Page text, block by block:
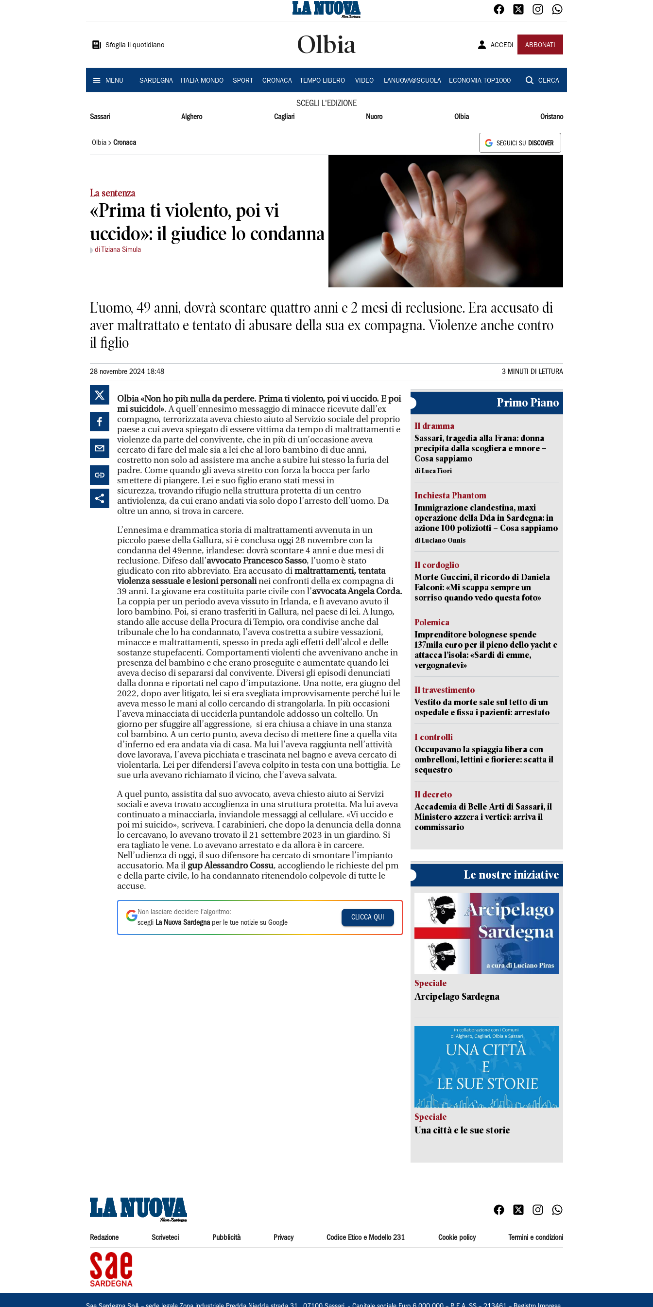
Sardegna
Sfoglia il quotidiano Olbia ACCEDI ABBONATI
MENU SARDEGNA ITALIA MONDO SPORT CRONACA TEMPO LIBERO VIDEO LANUOVA@SCUOLA ECONOMIA TOP1000 CERCA
SCEGLI L'EDIZIONE
Sassari Alghero Cagliari Nuoro Olbia Oristano
Olbia Cronaca SEGUICI SU DISCOVER
La sentenza
«Prima ti violento, poi vi
uccido»: il giudice lo condanna
di Tiziana Simula
L’uomo, 49 anni, dovrà scontare quattro anni e 2 mesi di reclusione. Era accusato di
aver maltrattato e tentato di abusare della sua ex compagna. Violenze anche contro
il figlio
28 novembre 2024 18:48 3 MINUTI DI LETTURA
Olbia«Non ho più nulla da perdere.Prima ti violento, poi vi uccido. E poi
mi suicido!». A quell’ennesimo messaggio di minacce ricevute dall’ex
compagno, terrorizzata aveva chiesto aiuto al Servizio sociale del proprio
paese a cui aveva spiegato di essere vittima da tempo di maltrattamenti e
violenze da parte del convivente, che in più di un’occasione aveva
cercato di fare del male sia a lei che al loro bambino di due anni,
costretto non solo ad assistere ma anche a subire lui stesso la furia del
padre. Come quando gli aveva stretto con forza la bocca per farlo
smettere di piangere. Lei e suo figlio erano stati messi in
sicurezza, trovando rifugio nella struttura protetta di un centro
antiviolenza, da cui erano andati via solo dopo l’arresto dell’uomo. Da
oltre un anno, si trova in carcere.
L’ennesima e drammatica storia di maltrattamenti avvenuta in un
piccolo paese della Gallura, si è conclusa oggi 28 novembre con la
condanna del 49enne, irlandese: dovrà scontare 4 anni e due mesi di
reclusione. Difeso dall’avvocato Francesco Sasso, l’uomo è stato
giudicato con rito abbreviato. Era accusato dimaltrattamenti, tentata
violenza sessuale e lesioni personalinei confronti della ex compagna di
39 anni. La giovane era costituita parte civile con l’avvocata Angela Corda.
La coppia per un periodo aveva vissuto in Irlanda, e lì avevano avuto il
loro bambino. Poi, si erano trasferiti in Gallura, nel paese di lei. A lungo,
stando alle accuse della Procura di Tempio, ora condivise anche dal
tribunale che lo ha condannato, l’aveva costretta a subire vessazioni,
minacce e maltrattamenti, spesso in preda agli effetti dell’alcol e delle
sostanze stupefacenti. Comportamenti violenti che avvenivano anche in
presenza del bambino e che erano proseguite e aumentate quando lei
aveva deciso di separarsi dal convivente. Diversi gli episodi denunciati
dalla donna e riportati nel capo d’imputazione. Una notte, era giugno del
2022, dopo aver litigato, lei si era svegliata improvvisamente perché lui le
aveva messo le mani al collo cercando di strangolarla. In più occasioni
l’aveva minacciata di ucciderla puntandole addosso un coltello. Un
giorno per sfuggire all’aggressione, si era chiusa a chiave in una stanza
col bambino. A un certo punto, aveva deciso di mettere fine a quella vita
d’inferno ed era andata via di casa. Ma lui l’aveva raggiunta nell’attività
dove lavorava, l’aveva picchiata e trascinata nel bagno e aveva cercato di
violentarla. Lei per difendersi l’aveva colpito in testa con una bottiglia. Le
sue urla avevano richiamato il vicino, che l’aveva salvata.
A quel punto, assistita dal suo avvocato, aveva chiesto aiuto ai Servizi
sociali e aveva trovato accoglienza in una struttura protetta. Ma lui aveva
continuato a minacciarla, inviandole messaggi al cellulare. «Vi uccido e
poi mi suicido», scriveva. I carabinieri, che dopo la denuncia della donna
lo cercavano, lo avevano trovato il 21 settembre 2023 in un giardino. Si
era tagliato le vene. Lo avevano arrestato e da allora è in carcere.
Nell’udienza di oggi, il suo difensore ha cercato di smontare l’impianto
accusatorio. Ma il gup Alessandro Cossu, accogliendo le richieste del pm
e della parte civile, lo ha condannato ritenendolo colpevole di tutte le
accuse.
Non lasciare decidere l'algoritmo:
scegli La Nuova Sardegna per le tue notizie su Google
CLICCA QUI
Primo Piano
Il dramma
Sassari, tragedia alla Frana: donna
precipita dalla scogliera e muore –
Cosa sappiamo
di Luca Fiori
Inchiesta Phantom
Immigrazione clandestina, maxi
operazione della Dda in Sardegna: in
azione 100 poliziotti – Cosa sappiamo
di Luciano Onnis
Il cordoglio
Morte Guccini, il ricordo di Daniela
Falconi: «Mi scappa sempre un
sorriso quando vedo questa foto»
Polemica
Imprenditore bolognese spende
137mila euro per il pieno dello yacht e
attacca l’isola: «Sardi di emme,
vergognatevi»
Il travestimento
Vestito da morte sale sul tetto di un
ospedale e fissa i pazienti: arrestato
I controlli
Occupavano la spiaggia libera con
ombrelloni, lettini e fioriere: scatta il
sequestro
Il decreto
Accademia di Belle Arti di Sassari, il
Ministero azzera i vertici: arriva il
commissario
Le nostre iniziative
Speciale
Arcipelago Sardegna
Speciale
Una città e le sue storie
Redazione Scriveteci Pubblicità Privacy Codice Etico e Modello 231 Cookie policy Termini e condizioni